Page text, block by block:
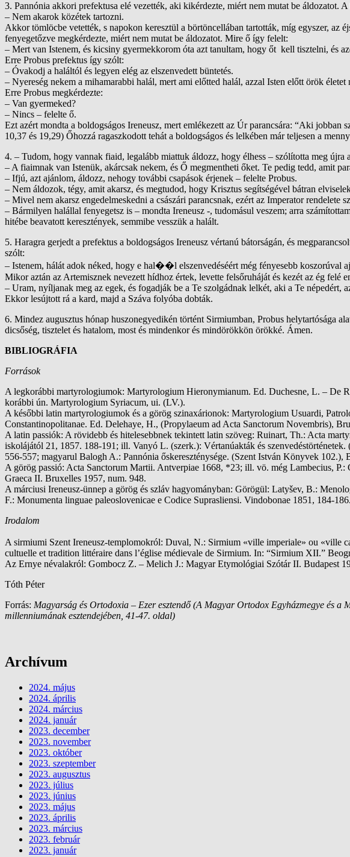
3. Pannónia akkori prefektusa elé vezették, aki kikérdezte, miért nem mutat be áldozatot.
– Nem akarok közétek tartozni.
Akkor tömlöcbe vetették, s napokon keresztül a börtöncellában tartották, míg egyszer, az
fenyegetőzve megkérdezte, miért nem mutat be áldozatot. Mire ő így felelt:
– Mert van Istenem, és kicsiny gyermekkorom óta azt tanultam, hogy őt kell tisztelni, és
Erre Probus prefektus így szólt:
– Óvakodj a haláltól és legyen elég az elszenvedett büntetés.
– Nyereség nekem a mihamarabbi halál, mert ami előtted halál, azzal Isten előtt örök életet
Erre Probus megkérdezte:
– Van gyermeked?
– Nincs – felelte ő.
Ezt azért mondta a boldogságos Ireneusz, mert emlékezett az Úr parancsára: “Aki
10,37 és 19,29) Őhozzá ragaszkodott tehát a boldogságos és lelkében már teljesen a
4. – Tudom, hogy vannak fiaid, legalább miattuk áldozz, hogy élhess – szólította meg újra
– A fiaimnak van Istenük, akárcsak nekem, és Ő megmentheti őket. Te pedig tedd, amit
– Ifjú, azt ajánlom, áldozz, nehogy további csapások érjenek – felelte Probus.
– Nem áldozok, tégy, amit akarsz, és megtudod, hogy Krisztus segítségével bátran
– Mivel nem akarsz engedelmeskedni a császári parancsnak, ezért az Imperator rendelete
– Bármilyen halállal fenyegetsz is – mondta Ireneusz -, tudomásul veszem; arra
hitébe beavatott keresztények, semmibe vesszük a halált.
5. Haragra gerjedt a prefektus a boldogságos Ireneusz vértanú bátorságán, és
szólt:
– Istenem, hálát adok néked, hogy e hal��l elszenvedéséért még fényesebb koszorúval
Mikor aztán az Artemisznek nevezett hídhoz értek, levette felsőruháját és kezét az ég felé
– Uram, nyíljanak meg az egek, és fogadják be a Te szolgádnak lelkét, aki a Te népedért,
Ekkor lesújtott rá a kard, majd a Száva folyóba dobták.
6. Mindez augusztus hónap huszonegyedikén történt Sirmiumban, Probus helytartósága
dicsőség, tisztelet és hatalom, most és mindenkor és mindörökkön örökké. Ámen.
BIBLIOGRÁFIA
Források
A legkorábbi martyrologiumok: Martyrologium Hieronymianum. Ed. Duchesne, L. – De
korábbi ún. Martyrologium Syriacum, ui. (LV.).
A későbbi latin martyrologiumok és a görög szinaxárionok: Martyrologium Usuardi,
Constantinopolitanae. Ed. Delehaye, H., (Propylaeum ad Acta Sanctorum Novembris),
A latin passiók: A rövidebb és hitelesebbnek tekintett latin szöveg: Ruinart, Th.: Acta
iskolájától 21, 1857. 188-191; ill. Vanyó L. (szerk.): Vértanúakták és
556-557; magyarul Balogh A.: Pannónia őskereszténysége. (Szent István Könyvek 102.),
A görög passió: Acta Sanctorum Martii. Antverpiae 1668, *23; ill. vö. még Lambecius,
Graeca II. Bruxelles 1957, num. 948.
A márciusi Ireneusz-ünnep a görög és szláv hagyományban: Görögül: Latyšev, B.:
F.: Monumenta linguae paleoslovenicae e Codice Suprasliensi. Vindobonae 1851, 184-186.
Irodalom
A sirmiumi Szent Ireneusz-templomokról: Duval, N.: Sirmium «ville imperiale» ou «ville
cultuelle et tradition littéraire dans l’église médievale de Sirmium. In: “Sirmium XII.”
Az Ernye névalakról: Gombocz Z. – Melich J.: Magyar Etymológiai Szótár II. Budapest
Tóth Péter
Forrás: Magyarság és Ortodoxia – Ezer esztendő (A Magyar Ortodox Egyházmegye és
millenniumának esztendejében, 41-47. oldal)
Archívum
2024. május
2024. április
2024. március
2024. január
2023. december
2023. november
2023. október
2023. szeptember
2023. augusztus
2023. július
2023. június
2023. május
2023. április
2023. március
2023. február
2023. január